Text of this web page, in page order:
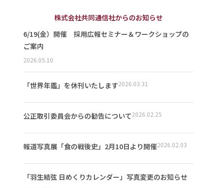
株式会社共同通信社からのお知らせ
6/19(金）開催 採用広報セミナー＆ワークショップの
ご案内
2026.05.10
「世界年鑑」を休刊いたします2026.03.31
公正取引委員会からの勧告について2026.02.25
報道写真展「食の戦後史」2月10日より開催2026.02.03
「羽生結弦 日めくりカレンダー」写真変更のお知らせ